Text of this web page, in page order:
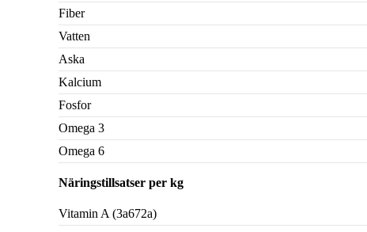
Fiber
Vatten
Aska
Kalcium
Fosfor
Omega 3
Omega 6
Näringstillsatser per kg
Vitamin A (3a672a)